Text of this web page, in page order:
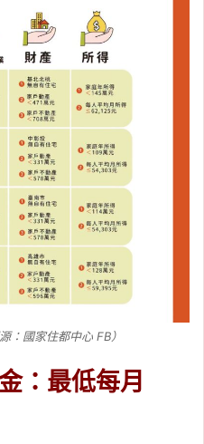
：國家住都中心 FB）
：最低每月